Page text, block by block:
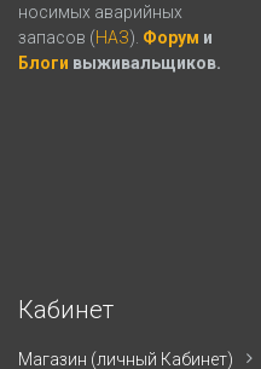
носимых аварийных
запасов (НАЗ). Форум и
Блоги выживальщиков.
Кабинет
Магазин (личный Кабинет)